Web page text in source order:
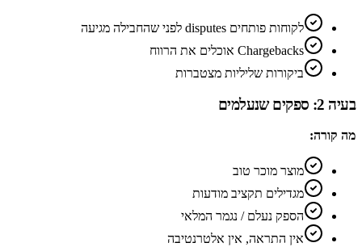
לקוחות פותחים disputes לפני שהחבילה מגיעה
Chargebacks אוכלים את הרווח
ביקורות שליליות מצטברות
בעיה 2: ספקים שנעלמים
מה קורה:
מוצר מוכר טוב
מגדילים תקציב מודעות
הספק נעלם / נגמר המלאי
אין התראה, אין אלטרנטיבה